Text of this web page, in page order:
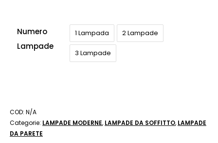
Numero
Lampade
1 Lampada 2 Lampade
3 Lampade
COD: N/A
Categorie: LAMPADE MODERNE, LAMPADE DA SOFFITTO, LAMPADE
DA PARETE